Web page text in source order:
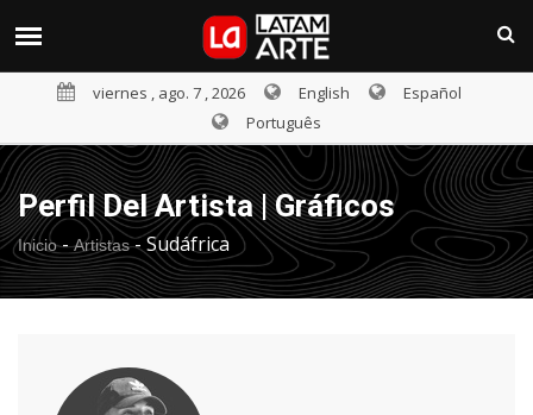
viernes , ago. 7 , 2026 English
Español
Português
Perfil Del Artista | Gráficos
Inicio- Artistas-Sudáfrica